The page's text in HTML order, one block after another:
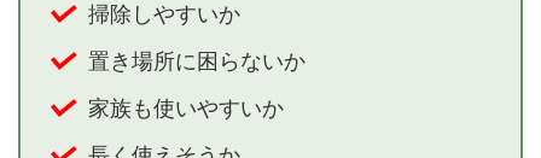
掃除しやすいか
置き場所に困らないか
家族も使いやすいか